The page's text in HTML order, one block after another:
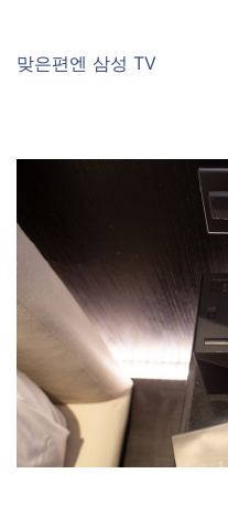
맞은편엔 삼성 TV